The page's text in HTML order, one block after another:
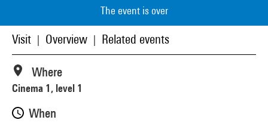
The event is over
Visit Overview Related events
Where
Cinema 1, level 1
When